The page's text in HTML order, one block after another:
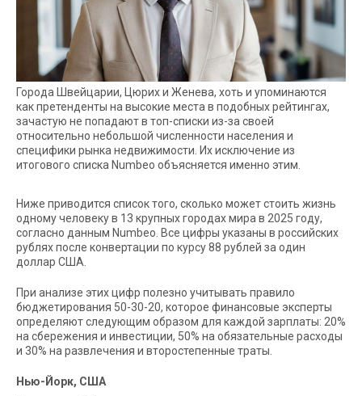
Города Швейцарии, Цюрих и Женева, хоть и упоминаются
как претенденты на высокие места в подобных рейтингах,
зачастую не попадают в топ-списки из-за своей
относительно небольшой численности населения и
специфики рынка недвижимости. Их исключение из
итогового списка Numbeo объясняется именно этим.
Ниже приводится список того, сколько может стоить жизнь
одному человеку в 13 крупных городах мира в 2025 году,
согласно данным Numbeo. Все цифры указаны в российских
рублях после конвертации по курсу 88 рублей за один
доллар США.
При анализе этих цифр полезно учитывать правило
бюджетирования 50-30-20, которое финансовые эксперты
определяют следующим образом для каждой зарплаты: 20%
на сбережения и инвестиции, 50% на обязательные расходы
и 30% на развлечения и второстепенные траты.
Нью-Йорк, США